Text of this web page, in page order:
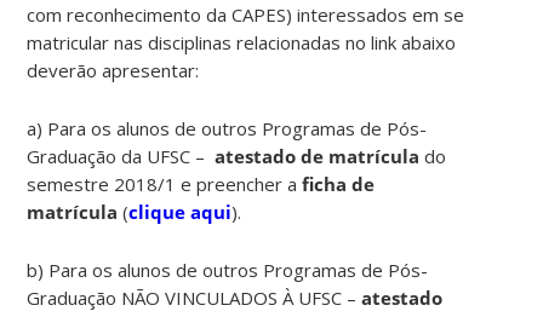
com reconhecimento da CAPES) interessados em se
matricular nas disciplinas relacionadas no link abaixo
deverão apresentar:
a) Para os alunos de outros Programas de Pós-
Graduação da UFSC –atestado de matrícula do
semestre 2018/1 e preencher aficha de
matrícula (clique aqui).
b) Para os alunos de outros Programas de Pós-
Graduação NÃO VINCULADOS À UFSC –atestado